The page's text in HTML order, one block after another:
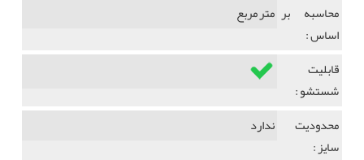
محاسبه بر
اساس :
متر مربع
قابلیت
شستشو :
محدودیت
سایز :
ندارد